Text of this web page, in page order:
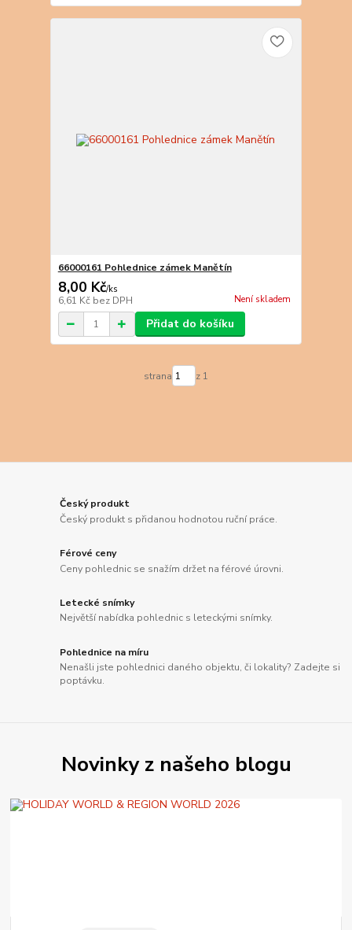
66000161 Pohlednice zámek Manětín
8,00 Kč/ks
6,61 Kč bez DPH Není skladem
Přidat do košíku
strana z 1
Český produkt
Český produkt s přidanou hodnotou ruční práce.
Férové ceny
Ceny pohlednic se snažím držet na férové úrovni.
Letecké snímky
Největší nabídka pohlednic s leteckými snímky.
Pohlednice na míru
Nenašli jste pohlednici daného objektu, či lokality? Zadejte si
poptávku.
Novinky z našeho blogu